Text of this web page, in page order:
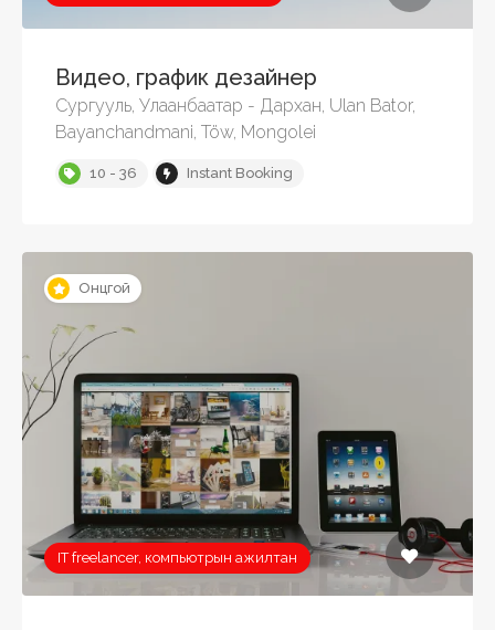
Видео, график дезайнер
Сургууль, Улаанбаатар - Дархан, Ulan Bator,
Bayanchandmani, Töw, Mongolei
10 - 36 Instant Booking
Онцгой
IT freelancer, компьютрын ажилтан